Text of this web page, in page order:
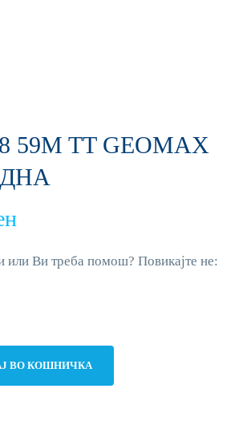
59M TT GEOMAX
или Ви треба помош? Повикајте не:
ВО КОШНИЧКА